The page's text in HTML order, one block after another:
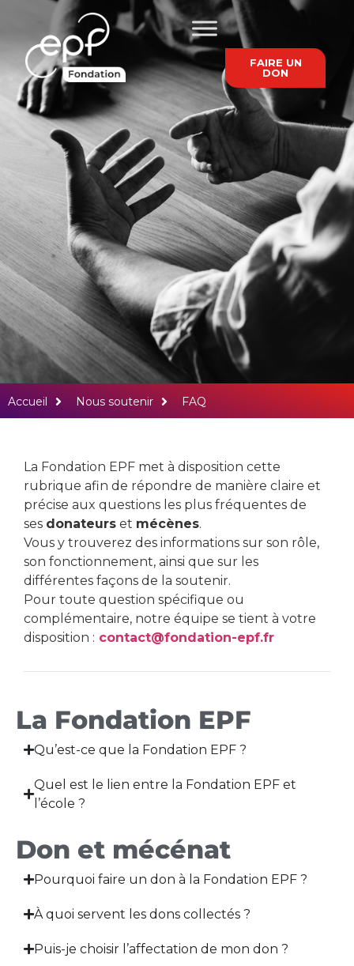
FAIRE UN
DON
FAQ sur le mécénat
et la Fondation
Vos questions, nos
réponses.
Accueil Nous soutenir FAQ
La Fondation EPF met à disposition cette
rubrique afin de répondre de manière claire et
précise aux questions les plus fréquentes de
ses donateurs et mécènes.
Vous y trouverez des informations sur son rôle,
son fonctionnement, ainsi que sur les
différentes façons de la soutenir.
Pour toute question spécifique ou
complémentaire, notre équipe se tient à votre
disposition : contact@fondation-epf.fr
La Fondation EPF
Qu’est-ce que la Fondation EPF ?
Quel est le lien entre la Fondation EPF et
l’école ?
Don et mécénat
Pourquoi faire un don à la Fondation EPF ?
À quoi servent les dons collectés ?
Puis-je choisir l’affectation de mon don ?